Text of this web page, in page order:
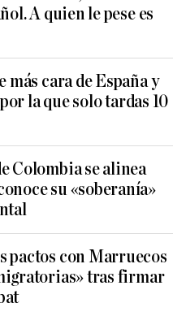
A quien le pese es
más cara de España y
la que solo tardas 10
Colombia se alinea
su «soberanía»
pactos con Marruecos
tras firmar